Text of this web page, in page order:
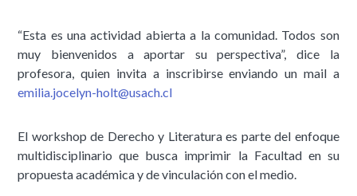
“Esta es una actividad abierta a la comunidad. Todos son
muy bienvenidos a aportar su perspectiva”, dice la
profesora, quien invita a inscribirse enviando un mail a
emilia.jocelyn-holt@usach.cl
El workshop de Derecho y Literatura es parte del enfoque
multidisciplinario que busca imprimir la Facultad en su
propuesta académica y de vinculación con el medio.